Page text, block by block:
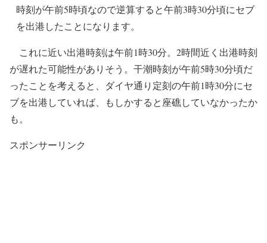
時刻が午前5時頃なので逆算すると午前3時30分頃にセブ
を出港したことになります。
これに近い出港時刻は午前1時30分。2時間近く出港時刻
が遅れた可能性がありそう。干潮時刻が午前5時30分頃だ
ったことを考えると、ダイヤ通り定刻の午前1時30分にセ
ブを出港していれば、もしかすると座礁していなかったか
も。
スポンサーリンク